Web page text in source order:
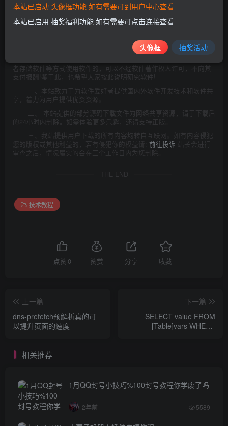
本站所发布的一切资源仅限用于学习和研究目的;不得将上述内容用于
商业或者非法用途，否则，一切后果请用户自负。本站信息来自网
络，版权争议与本站无关。您必须在下载后的24个小时之内，从您的
附:二00二年一月一日《计算机软件保护条例》第十七条规定:为
者存储软件等方式使用软件的，可以不经软件著作权人许可，不向其
支付报酬!鉴于此，也希望大家按此说明研究软件!
一、本站致力于为软件爱好者提供国内外软件开发技术和软件共
享，着力为用户提供优资资源。
二、 本站提供的部分源码下载文件为网络共享资源，请于下载后
的24小时内删除。如需体验更多乐趣，还请支持正版。
三、我站提供用户下载的所有内容均转自互联网。如有内容侵犯
您的版权或其他利益的，若有侵犯你的权益请: 前往投诉 站长会进行
审查之后，情况属实的会在三个工作日内为您删除。
THE END
技术教程
点赞 0 赞赏 分享 收藏
上一篇
dns-prefetch预解析真的可
以提升页面的速度
下一篇
SELECT value FROM
[Table]vars WHERE
相关推荐
1月QQ封号小技巧%100封号教程你学废了吗
2年前 5589
本站已启动 头像框功能 如有需要可到用户中心查看
本站已启用 抽奖福利功能 如有需要可点击连接查看
头像框 抽奖活动